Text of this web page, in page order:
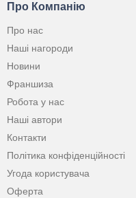
Про Компанію
Про нас
Наші нагороди
Новини
Франшиза
Робота у нас
Наші автори
Контакти
Політика конфіденційності
Угода користувача
Оферта